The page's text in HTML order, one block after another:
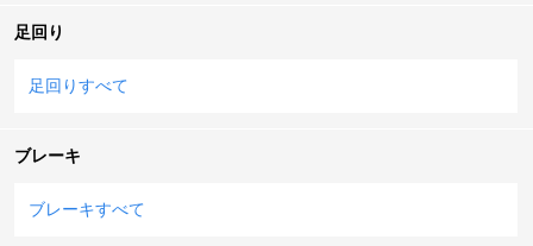
足回り
足回りすべて
ブレーキ
ブレーキすべて